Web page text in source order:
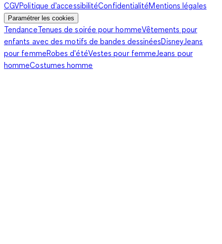
CGVPolitique d’accessibilitéConfidentialitéMentions légales
Paramétrer les cookies
TendanceTenues de soirée pour hommeVêtements pour
enfants avec des motifs de bandes dessinéesDisneyJeans
pour femmeRobes d'étéVestes pour femmeJeans pour
hommeCostumes homme